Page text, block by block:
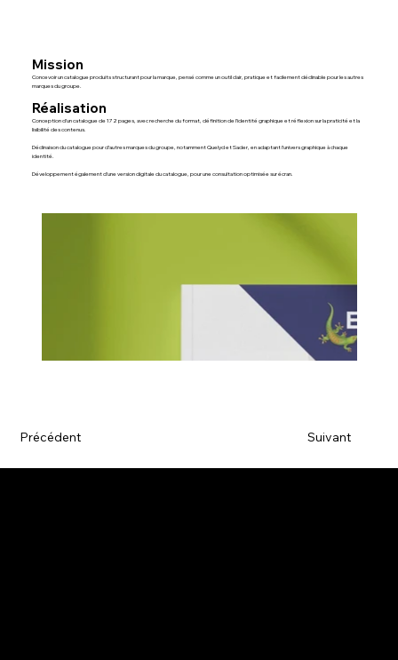
Mission
Concevoir un catalogue produits structurant pour la marque, pensé comme un outil clair, pratique et facilement déclinable pour les autres
marques du groupe.
Réalisation
Conception d’un catalogue de 172 pages, avec recherche du format, définition de l’identité graphique et réflexion sur la praticité et la
lisibilité des contenus.
Déclinaison du catalogue pour d’autres marques du groupe, notamment Quelyd et Sader, en adaptant l’univers graphique à chaque
identité.
Développement également d’une version digitale du catalogue, pour une consultation optimisée sur écran.
Précédent Suivant